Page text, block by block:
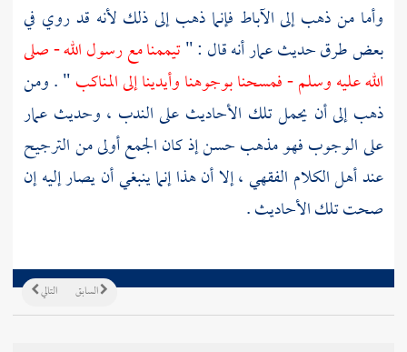
وأما من ذهب إلى الآباط فإنما ذهب إلى ذلك لأنه قد روي في
بعض طرق حديثعمارأنه قال : "تيممنا مع رسول الله - صلى
الله عليه وسلم - فمسحنا بوجوهنا وأيدينا إلى المناكب" . ومن
ذهب إلى أن يحمل تلك الأحاديث على الندب ، وحديث عمار
على الوجوب فهو مذهب حسن إذ كان الجمع أولى من الترجيح
عند أهل الكلام الفقهي ، إلا أن هذا إنما ينبغي أن يصار إليه إن
صحت تلك الأحاديث .
التالي السابق